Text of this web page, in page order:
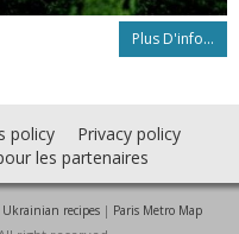
Plus D'info...
policy
Privacy policy
les partenaires
Ukrainian recipes| Paris Metro Map